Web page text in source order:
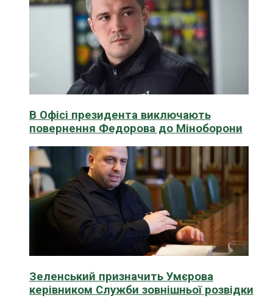
В Офісі президента виключають
повернення Федорова до Міноборони
Зеленський призначить Умєрова
керівником Служби зовнішньої розвідки